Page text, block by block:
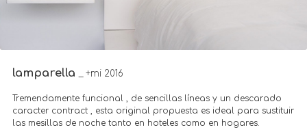
lamparella _ +mi 2016
Tremendamente funcional , de sencillas líneas y un descarado
caracter contract , esta original propuesta es ideal para sustituir
las mesillas de noche tanto en hoteles como en hogares.